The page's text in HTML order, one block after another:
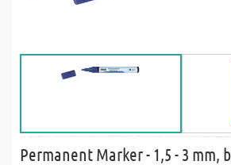
Permanent Marker - 1,5 - 3 mm,